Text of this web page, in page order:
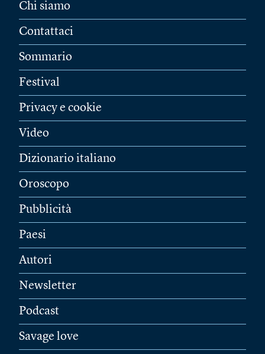
Chi siamo
Contattaci
Sommario
Festival
Privacy e cookie
Video
Dizionario italiano
Oroscopo
Pubblicità
Paesi
Autori
Newsletter
Podcast
Savage love